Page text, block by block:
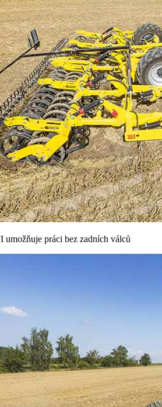
práci bez zadních válců